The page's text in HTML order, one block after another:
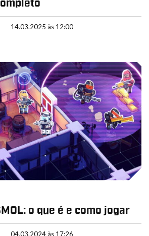
14.03.2025 às 12:00
o que é e como jogar
04.03.2024 às 17:26